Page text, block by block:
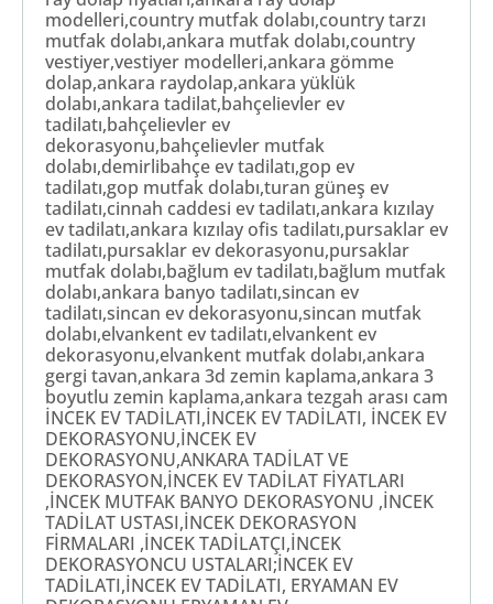
modelleri,country mutfak dolabı,country tarzı
mutfak dolabı,ankara mutfak dolabı,country
vestiyer,vestiyer modelleri,ankara gömme
dolap,ankara raydolap,ankara yüklük
dolabı,ankara tadilat,bahçelievler ev
tadilatı,bahçelievler ev
dekorasyonu,bahçelievler mutfak
dolabı,demirlibahçe ev tadilatı,gop ev
tadilatı,gop mutfak dolabı,turan güneş ev
tadilatı,cinnah caddesi ev tadilatı,ankara kızılay
ev tadilatı,ankara kızılay ofis tadilatı,pursaklar ev
tadilatı,pursaklar ev dekorasyonu,pursaklar
mutfak dolabı,bağlum ev tadilatı,bağlum mutfak
dolabı,ankara banyo tadilatı,sincan ev
tadilatı,sincan ev dekorasyonu,sincan mutfak
dolabı,elvankent ev tadilatı,elvankent ev
dekorasyonu,elvankent mutfak dolabı,ankara
gergi tavan,ankara 3d zemin kaplama,ankara 3
boyutlu zemin kaplama,ankara tezgah arası cam
İNCEK EV TADİLATI,İNCEK EV TADİLATI, İNCEK EV
DEKORASYONU,İNCEK EV
DEKORASYONU,ANKARA TADİLAT VE
DEKORASYON,İNCEK EV TADİLAT FİYATLARI
,İNCEK MUTFAK BANYO DEKORASYONU ,İNCEK
TADİLAT USTASI,İNCEK DEKORASYON
FİRMALARI ,İNCEK TADİLATÇI,İNCEK
DEKORASYONCU USTALARI;İNCEK EV
TADİLATI,İNCEK EV TADİLATI, ERYAMAN EV